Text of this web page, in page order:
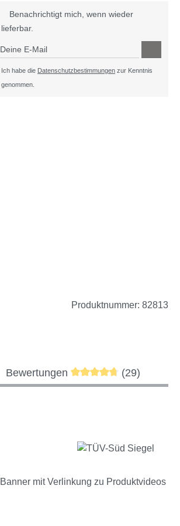
Benachrichtigt mich, wenn wieder
lieferbar.
Deine E-Mail
Ich habe die Datenschutzbestimmungen zur Kenntnis
genommen.
Produktnummer: 82813
Bewertungen Durchschnittliche
(29)